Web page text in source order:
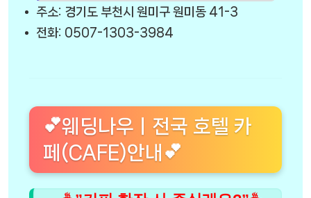
주소: 경기도 부천시 원미구 원미동 41-3
전화: 0507-1303-3984
💕웨딩나우ㅣ전국 호텔 카
페(CAFE)안내💕